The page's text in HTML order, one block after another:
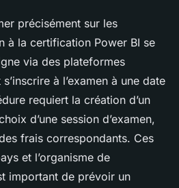
précisément sur les
à la certification Power BI se
via des plateformes
à l’examen à une date
requiert la création d’un
d’une session d’examen,
frais correspondants. Ces
et l’organisme de
important de prévoir un